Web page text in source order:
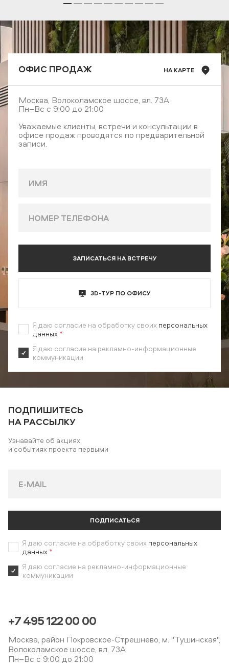
ОФИС ПРОДАЖ НА КАРТЕ
Москва, Волоколамское шоссе, вл. 73А
Пн–Вс с 9:00 до 21:00
Уважаемые клиенты, встречи и консультации в
офисе продаж проводятся по предварительной
записи.
ЗАПИСАТЬСЯ НА ВСТРЕЧУ
3D-ТУР ПО ОФИСУ
Я даю согласие на обработку своих персональных
данных *
Я даю согласие на рекламно-информационные
коммуникации
ПОДПИШИТЕСЬ
НА РАССЫЛКУ
Узнавайте об акциях
и событиях проекта первыми
ПОДПИСАТЬСЯ
Я даю согласие на обработку своих персональных
данных *
Я даю согласие на рекламно-информационные
коммуникации
+7 495 122 00 00
Москва, район Покровское-Стрешнево, м. "Тушинская",
Волоколамское шоссе, вл. 73А
Пн–Вс с 9:00 до 21:00